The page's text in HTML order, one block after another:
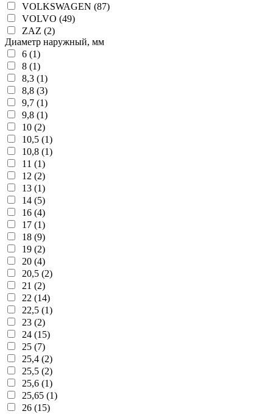
VOLKSWAGEN (87)
VOLVO (49)
ZAZ (2)
Диаметр наружный, мм
6 (1)
8 (1)
8,3 (1)
8,8 (3)
9,7 (1)
9,8 (1)
10 (2)
10,5 (1)
10,8 (1)
11 (1)
12 (2)
13 (1)
14 (5)
16 (4)
17 (1)
18 (9)
19 (2)
20 (4)
20,5 (2)
21 (2)
22 (14)
22,5 (1)
23 (2)
24 (15)
25 (7)
25,4 (2)
25,5 (2)
25,6 (1)
25,65 (1)
26 (15)